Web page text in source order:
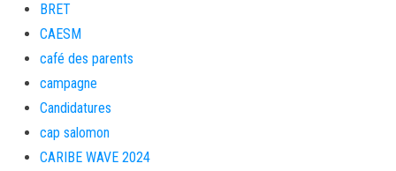
BRET
CAESM
café des parents
campagne
Candidatures
cap salomon
CARIBE WAVE 2024